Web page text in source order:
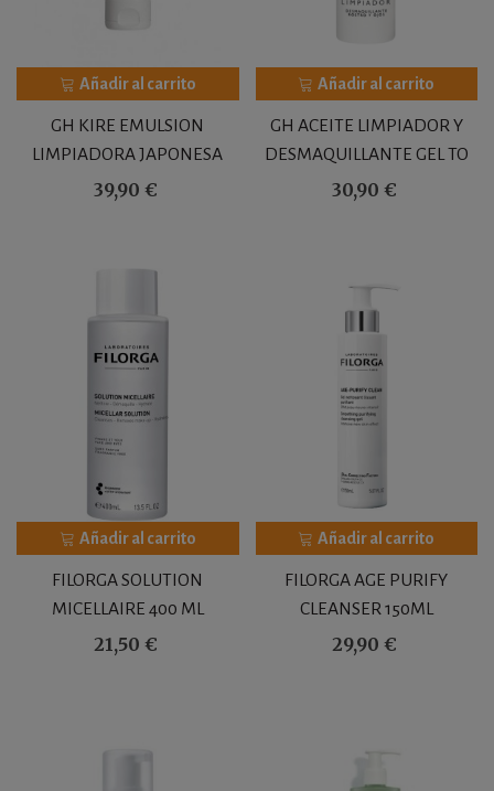
Añadir al carrito
GH KIRE EMULSION
LIMPIADORA JAPONESA
100ML
39,90 €
Añadir al carrito
GH ACEITE LIMPIADOR Y
DESMAQUILLANTE GEL TO
MILK 150ML
30,90 €
Añadir al carrito
FILORGA SOLUTION
MICELLAIRE 400 ML
21,50 €
Añadir al carrito
FILORGA AGE PURIFY
CLEANSER 150ML
29,90 €